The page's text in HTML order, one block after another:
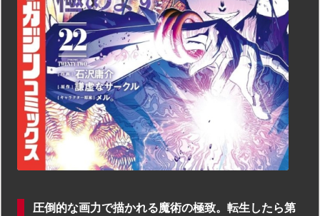
圧倒的な画力で描かれる魔術の極致。転生したら第